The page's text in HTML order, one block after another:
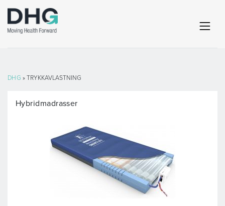
DHG » TRYKKAVLASTNING
Hybridmadrasser